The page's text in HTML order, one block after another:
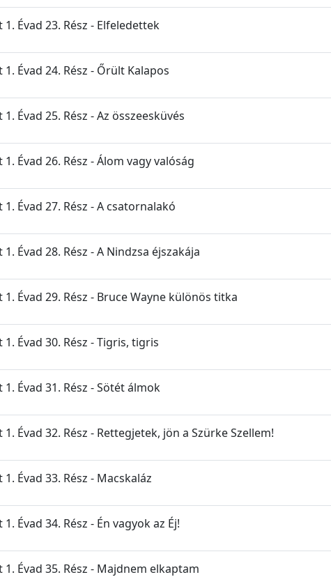
Évad 23. Rész - Elfeledettek
Évad 24. Rész - Őrült Kalapos
Évad 25. Rész - Az összeesküvés
Évad 26. Rész - Álom vagy valóság
Évad 27. Rész - A csatornalakó
Évad 28. Rész - A Nindzsa éjszakája
Évad 29. Rész - Bruce Wayne különös titka
Évad 30. Rész - Tigris, tigris
Évad 31. Rész - Sötét álmok
Évad 32. Rész - Rettegjetek, jön a Szürke Szellem!
Évad 33. Rész - Macskaláz
Évad 34. Rész - Én vagyok az Éj!
Évad 35. Rész - Majdnem elkaptam